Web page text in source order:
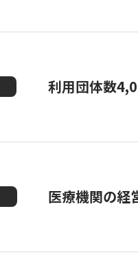
利用団体数
医療機関の経